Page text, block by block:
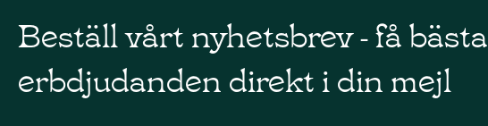
Beställ vårt nyhetsbrev - få bästa
erbdjudanden direkt i din mejl